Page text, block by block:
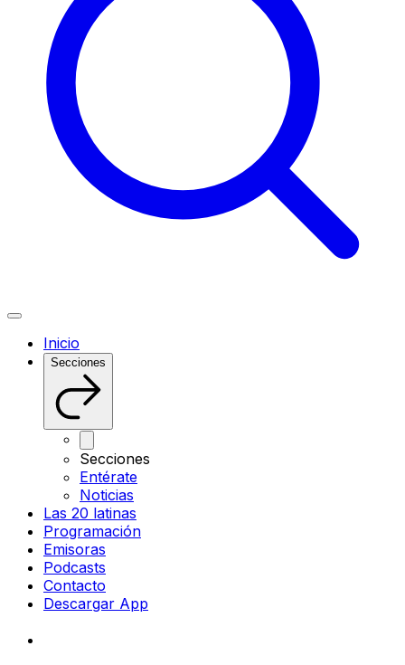
Inicio
Secciones
Secciones
Entérate
Noticias
Las 20 latinas
Programación
Emisoras
Podcasts
Contacto
Descargar App